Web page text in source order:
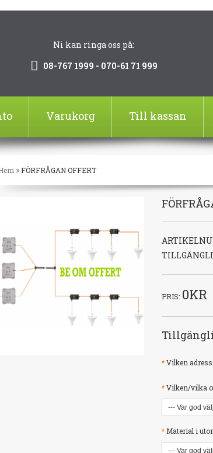
Ni kan ringa oss på:
08-767 1999 - 070-61 71 999
Varukorg Till kassan
»FÖRFRÅGAN OFFERT
PRIS: 0KR
*Vilken
*Vilken/vilka
* Material i